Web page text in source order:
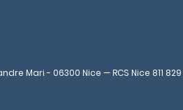
Mari - 06300 Nice — RCS Nice 811